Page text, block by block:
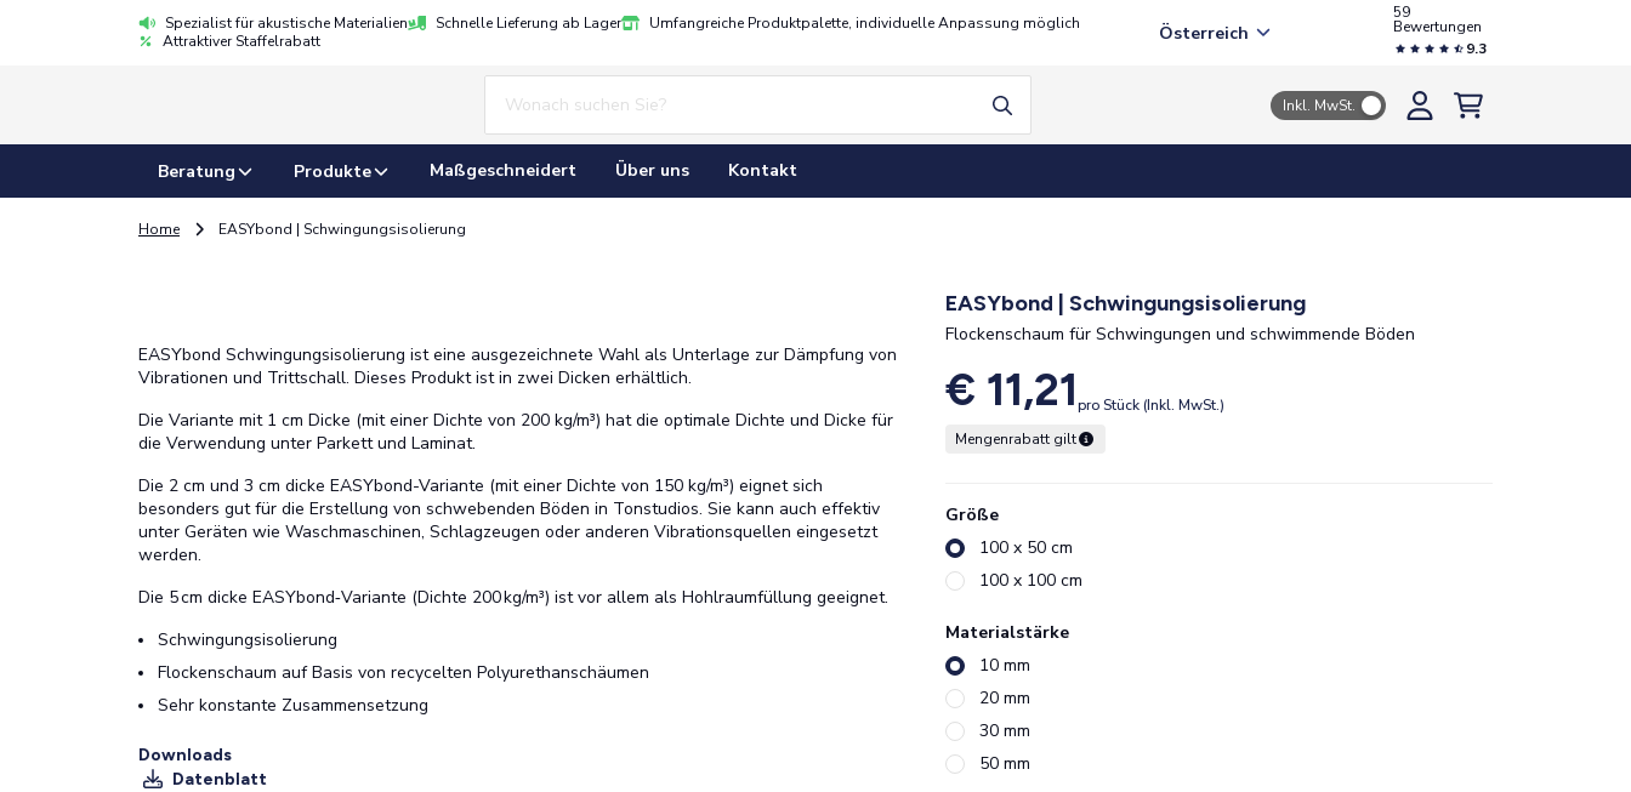
Spezialist für akustische Materialien Schnelle Lieferung ab Lager
Umfangreiche Produktpalette, individuelle Anpassung möglich
Attraktiver Staffelrabatt
Österreich
59
Bewertungen
9.3
Inkl. MwSt.
Beratung Produkte Maßgeschneidert Über uns Kontakt
Home EASYbond | Schwingungsisolierung
EASYbond | Schwingungsisolierung
Flockenschaum für Schwingungen und schwimmende Böden
€ 11,21pro Stück (Inkl. MwSt.)
Mengenrabatt gilt
Größe
100 x 50 cm
100 x 100 cm
Materialstärke
10 mm
20 mm
30 mm
50 mm
EASYbond Schwingungsisolierung ist eine ausgezeichnete Wahl als Unterlage zur Dämpfung von
Vibrationen und Trittschall. Dieses Produkt ist in zwei Dicken erhältlich.
Die Variante mit 1 cm Dicke (mit einer Dichte von 200 kg/m³) hat die optimale Dichte und Dicke für
die Verwendung unter Parkett und Laminat.
Die 2 cm und 3 cm dicke EASYbond-Variante (mit einer Dichte von 150 kg/m³) eignet sich
besonders gut für die Erstellung von schwebenden Böden in Tonstudios. Sie kann auch effektiv
unter Geräten wie Waschmaschinen, Schlagzeugen oder anderen Vibrationsquellen eingesetzt
werden.
Die 5 cm dicke EASYbond‑Variante (Dichte 200 kg/m³) ist vor allem als Hohlraumfüllung geeignet.
Schwingungsisolierung
Flockenschaum auf Basis von recycelten Polyurethanschäumen
Sehr konstante Zusammensetzung
Downloads
Datenblatt